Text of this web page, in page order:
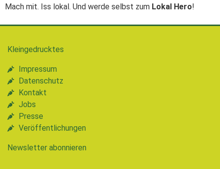
Mach mit. Iss lokal. Und werde selbst zum Lokal Hero!
Kleingedrucktes
Impressum
Datenschutz
Kontakt
Jobs
Presse
Veröffentlichungen
Newsletter abonnieren